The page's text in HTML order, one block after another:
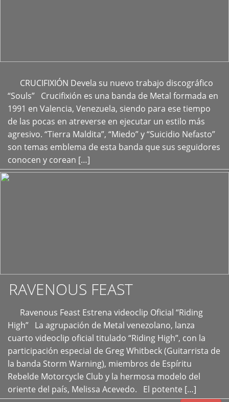
CRUCIFIXIÓN Devela su nuevo trabajo discográfico
“Souls” Crucifixión es una banda de Metal formada en
1991 en Valencia, Venezuela, siendo para ese tiempo
de las pocas en atreverse en ejecutar un estilo más
agresivo. “Tierra Maldita”, “Miedo” y “Suicidio Nefasto”
son temas emblema de esta banda que sus seguidores
conocen y corean […]
+
RAVENOUS FEAST
Ravenous Feast Estrena videoclip Oficial “Riding
High” La agrupación de Metal venezolano, lanza
cuarto videoclip oficial titulado “Riding High”, con la
participación especial de Greg Whitbeck (Guitarrista de
la banda Storm Warning), miembros de Espíritu
Rebelde Motorcycle Club y la hermosa modelo del
oriente del país, Melissa Acevedo. El potente […]